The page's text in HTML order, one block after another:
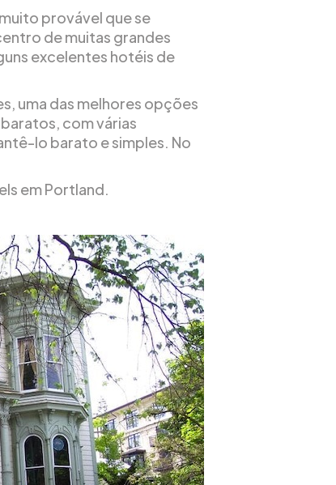
provável que se
de muitas grandes
excelentes hotéis de
uma das melhores opções
com várias
lo barato e simples. No
em Portland.